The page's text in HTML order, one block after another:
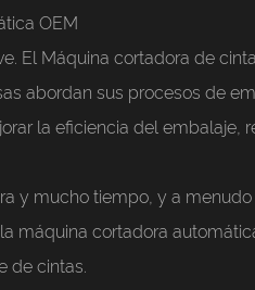
OEM
El Máquina cortadora de
abordan sus procesos de
la eficiencia del embalaje,
y mucho tiempo, y a
máquina cortadora
de cintas.